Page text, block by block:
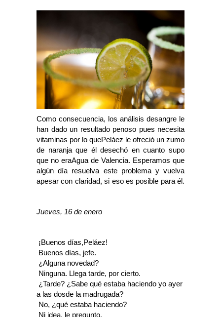
Como consecuencia, los análisis desangre le
han dado un resultado penoso pues necesita
vitaminas por lo quePeláez le ofreció un zumo
de naranja que él desechó en cuanto supo
que no eraAgua de Valencia. Esperamos que
algún día resuelva este problema y vuelva
apesar con claridad, si eso es posible para él.
Jueves, 16 de enero
 ¡Buenos días,Peláez!
 Buenos días, jefe.
 ¿Alguna novedad?
 Ninguna. Llega tarde, por cierto.
 ¿Tarde? ¿Sabe qué estaba haciendo yo ayer
a las dosde la madrugada?
 No, ¿qué estaba haciendo?
 Ni idea, le pregunto.